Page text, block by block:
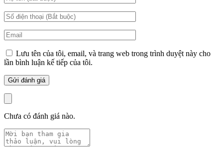
Lưu tên của tôi, email, và trang web trong trình duyệt này cho
lần bình luận kế tiếp của tôi.
Chưa có đánh giá nào.